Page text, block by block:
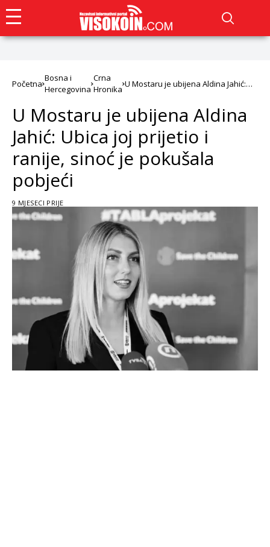
Početna
Bosna i
Hercegovina
Crna
Hronika
U Mostaru je ubijena Aldina Jahić:
pokušala pobjeći
U Mostaru je ubijena Aldina
Jahić: Ubica joj prijetio i
ranije, sinoć je pokušala
pobjeći
9 MJESECI PRIJE